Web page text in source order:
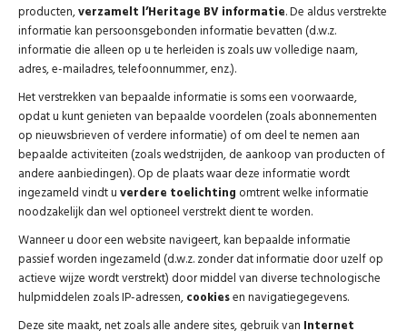
producten,verzamelt l’Heritage BV informatie. De aldus verstrekte
informatie kan persoonsgebonden informatie bevatten (d.w.z.
informatie die alleen op u te herleiden is zoals uw volledige naam,
adres, e-mailadres, telefoonnummer, enz.).
Het verstrekken van bepaalde informatie is soms een voorwaarde,
opdat u kunt genieten van bepaalde voordelen (zoals abonnementen
op nieuwsbrieven of verdere informatie) of om deel te nemen aan
bepaalde activiteiten (zoals wedstrijden, de aankoop van producten of
andere aanbiedingen). Op de plaats waar deze informatie wordt
ingezameld vindt uverdere toelichting omtrent welke informatie
noodzakelijk dan wel optioneel verstrekt dient te worden.
Wanneer u door een website navigeert, kan bepaalde informatie
passief worden ingezameld (d.w.z. zonder dat informatie door uzelf op
actieve wijze wordt verstrekt) door middel van diverse technologische
hulpmiddelen zoals IP-adressen,cookiesen navigatiegegevens.
Deze site maakt, net zoals alle andere sites, gebruik van Internet